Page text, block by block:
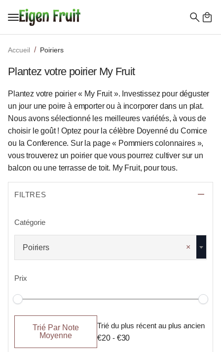
Accueil Poiriers
Plantez votre poirier My Fruit
Plantez votre poirier « My Fruit ». Investissez pour déguster
un jour une poire à emporter ou à incorporer dans un plat.
Nous avons sélectionné les meilleures variétés, à vous de
choisir le goût ! Optez pour la célèbre Doyenné du Comice
ou la Conference. Sur la page « Pommiers colonnaires »,
vous trouverez un poirier que vous pourrez cultiver sur un
balcon ou une terrasse de toit. My Fruit, pour tous.
FILTRES
Catégorie
×
Poiriers
Prix
Tri
Trié
popularité
Trié Par Note
Moyenne
Trié du plus récent au plus ancien
€20- €30